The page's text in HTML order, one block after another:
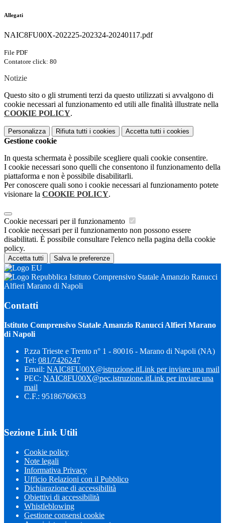
Allegati
NAIC8FU00X-202225-202324-20240117.pdf
File PDF
Contatore click: 80
Notizie
Questo sito o gli strumenti terzi da questo utilizzati si avvalgono di
cookie necessari al funzionamento ed utili alle finalità illustrate nella
COOKIE POLICY.
Personalizza Rifiuta tutti i cookies Accetta tutti i cookies
Gestione cookie
In questa schermata è possibile scegliere quali cookie consentire.
I cookie necessari sono quelli che consentono il funzionamento della
piattaforma e non è possibile disabilitarli.
Per conoscere quali sono i cookie necessari al funzionamento potete
visionare la COOKIE POLICY.
Cookie necessari per il funzionamento
I cookie necessari per il funzionamento non possono essere
disabilitati. È possibile consultare l'elenco nella pagina della cookie
policy.
Accetta tutti Salva le preferenze
Istituto Comprensivo Statale Amanzio Ranucci
Alfieri Marano di Napoli
Contatti
Istituto Comprensivo Statale Amanzio Ranucci Alfieri Marano
di Napoli
P.zza Trieste e Trento n° 1 - 80016 - Marano di Napoli (NA)
Tel: 081/7426247
Email: NAIC8FU00X@istruzione.itLink per inviare una mail
PEC: NAIC8FU00X@pec.istruzione.itLink per inviare una
mail
C.F.: 95186760633
Sezione Link Utili
Cookie policy
Note legali
Informativa Privacy
Ufficio Relazioni con il Pubblico
Dichiarazione di accessibilità
Obiettivi di accessibilità
Whistleblowing
Gestione consensi cookie